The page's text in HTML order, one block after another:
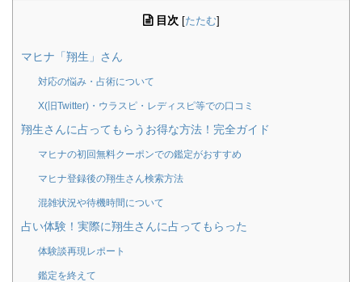
目次 [たたむ]
マヒナ「翔生」さん
対応の悩み・占術について
X(旧Twitter)・ウラスピ・レディスピ等での口コミ
翔生さんに占ってもらうお得な方法！完全ガイド
マヒナの初回無料クーポンでの鑑定がおすすめ
マヒナ登録後の翔生さん検索方法
混雑状況や待機時間について
占い体験！実際に翔生さんに占ってもらった
体験談再現レポート
鑑定を終えて